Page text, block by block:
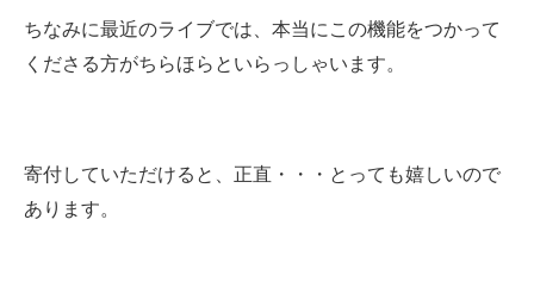
ちなみに最近のライブでは、本当にこの機能をつかって
くださる方がちらほらといらっしゃいます。
寄付していただけると、正直・・・とっても嬉しいので
あります。